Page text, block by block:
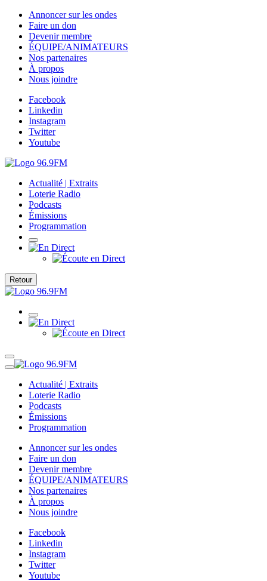
Annoncer sur les ondes
Faire un don
Devenir membre
ÉQUIPE/ANIMATEURS
Nos partenaires
À propos
Nous joindre
Facebook
Linkedin
Instagram
Twitter
Youtube
Actualité | Extraits
Loterie Radio
Podcasts
Émissions
Programmation
Retour
Actualité | Extraits
Loterie Radio
Podcasts
Émissions
Programmation
Annoncer sur les ondes
Faire un don
Devenir membre
ÉQUIPE/ANIMATEURS
Nos partenaires
À propos
Nous joindre
Facebook
Linkedin
Instagram
Twitter
Youtube